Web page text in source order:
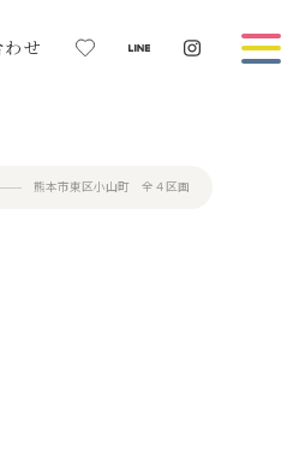
せ
熊本市東区小山町 全４区画